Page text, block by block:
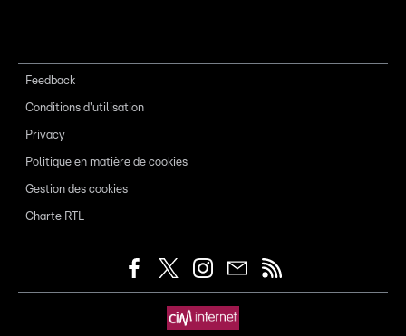
Feedback
Conditions d'utilisation
Privacy
Politique en matière de cookies
Gestion des cookies
Charte RTL